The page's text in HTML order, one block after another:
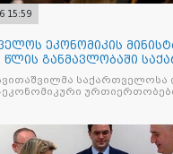
15:59
ეკონომიკის
განმავლობაში
შორის მეგოსაქართველოსა
ეკონომიკური